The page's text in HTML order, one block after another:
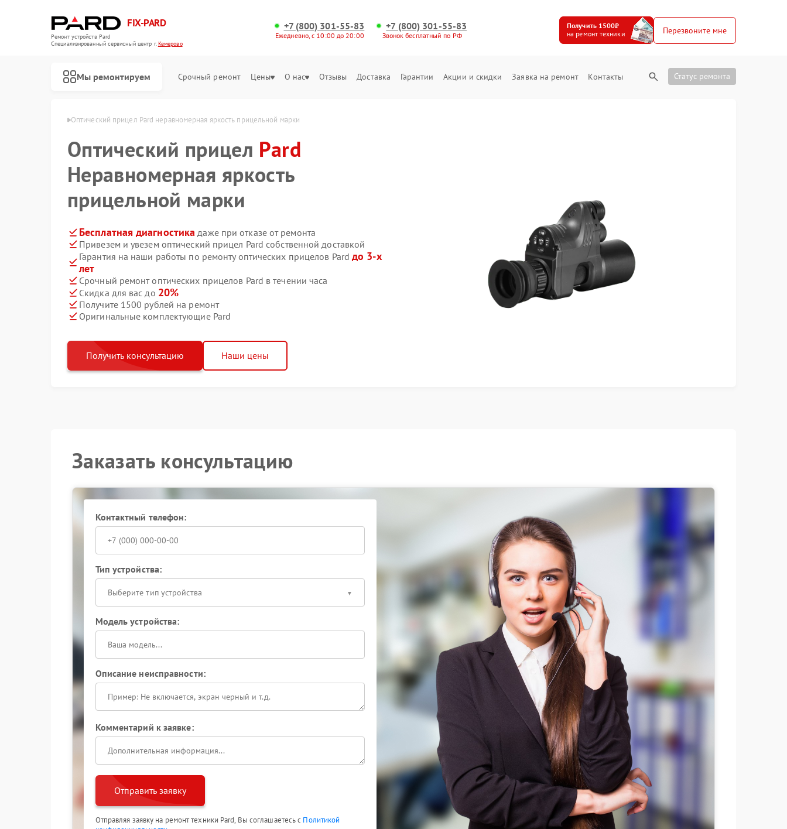
FIX-PARD
Ремонт устройств Pard
Специализированный cервисный центр г.Кемерово
+7 (800) 301-55-83
Ежедневно, с 10:00 до 20:00
+7 (800) 301-55-83
Звонок бесплатный по РФ
Получить 1500₽
на ремонт техники
Перезвоните мне
Мы ремонтируем Срочный ремонт Цены О нас Отзывы Доставка Гарантии Акции и скидки Заявка на ремонт Контакты Статус ремонта
Оптический прицел Pard неравномерная яркость прицельной марки
Оптический прицел Pard
Неравномерная яркость
прицельной марки
Бесплатная диагностика даже при отказе от ремонта
Привезем и увезем оптический прицел Pard собственной доставкой
Гарантия на наши работы по ремонту оптических прицелов Pard до 3-х
лет
Срочный ремонт оптических прицелов Pard в течении часа
Скидка для вас до 20%
Получите 1500 рублей на ремонт
Оригинальные комплектующие Pard
Получить консультацию Наши цены
Заказать консультацию
Контактный телефон:
Тип устройства:
Выберите тип устройства
Модель устройства:
Описание неисправности:
Комментарий к заявке:
Отправить заявку
Отправляя заявку на ремонт техники Pard, Вы соглашаетесь с Политикой